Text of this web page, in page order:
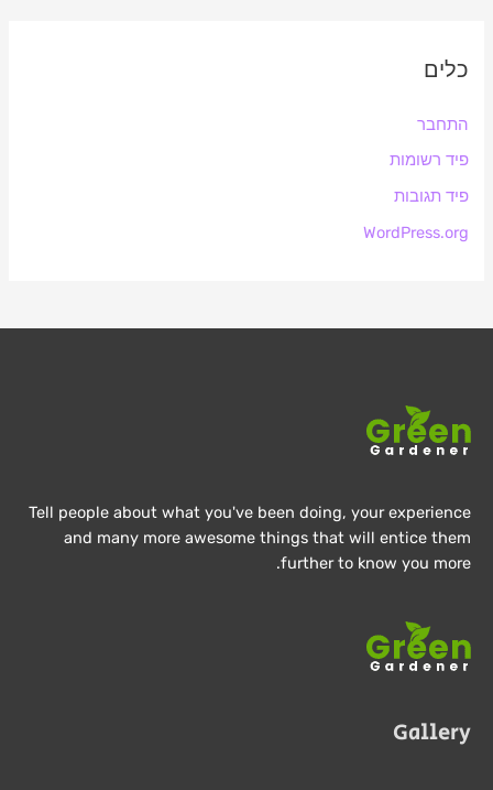
כלים
התחבר
פיד רשומות
פיד תגובות
WordPress.org
Tell people about what you've been doing, your experience
and many more awesome things that will entice them
further to know you more.
Gallery